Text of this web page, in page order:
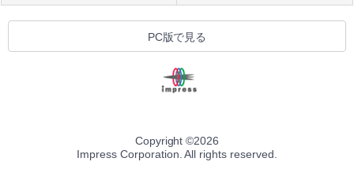
PC版で見る
Copyright ©2026
Impress Corporation. All rights reserved.